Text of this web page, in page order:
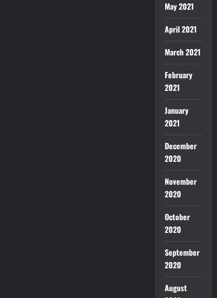
May 2021
April 2021
March 2021
February
2021
January
2021
December
2020
November
2020
October
2020
September
2020
August